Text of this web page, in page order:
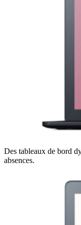
Des tableaux de bord
absences.